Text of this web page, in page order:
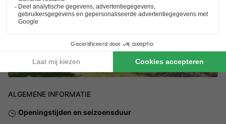
ALGEMENE INFORMATIE
Openingstijden en seizoensduur